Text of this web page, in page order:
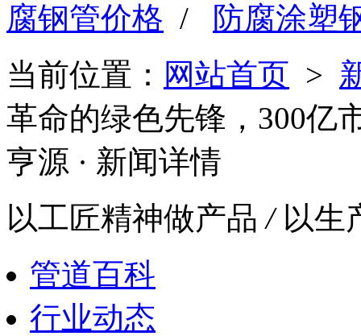
腐钢管价格 /
防腐涂塑
当前位置： 网站首页 >
革命的绿色先锋，300
亨源 · 新闻详情
以工匠精神做产品/以生
管道百科
行业动态